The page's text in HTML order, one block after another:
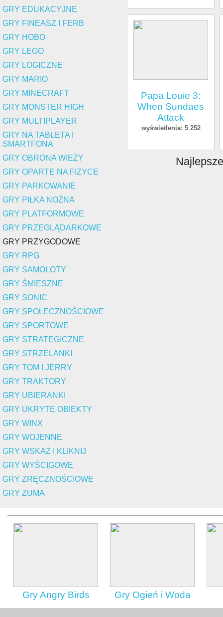
Papa Louie 3:
When Sundaes
Attack
wyświetlenia: 5 252
GRY EDUKACYJNE
GRY FINEASZ I FERB
GRY HOBO
GRY LEGO
GRY LOGICZNE
GRY MARIO
GRY MINECRAFT
GRY MONSTER HIGH
GRY MULTIPLAYER
GRY NA TABLETA I
SMARTFONA
GRY OBRONA WIEŻY
GRY OPARTE NA FIZYCE
GRY PARKOWANIE
GRY PIŁKA NOŻNA
GRY PLATFORMOWE
GRY PRZEGLĄDARKOWE
GRY PRZYGODOWE
GRY RPG
GRY SAMOLOTY
GRY ŚMIESZNE
GRY SONIC
GRY SPOŁECZNOŚCIOWE
GRY SPORTOWE
GRY STRATEGICZNE
GRY STRZELANKI
GRY TOM I JERRY
GRY TRAKTORY
GRY UBIERANKI
GRY UKRYTE OBIEKTY
GRY WINX
GRY WOJENNE
GRY WSKAŻ I KLIKNIJ
GRY WYŚCIGOWE
GRY ZRĘCZNOŚCIOWE
GRY ZUMA
Gry Angry Birds Gry Ogień i Woda